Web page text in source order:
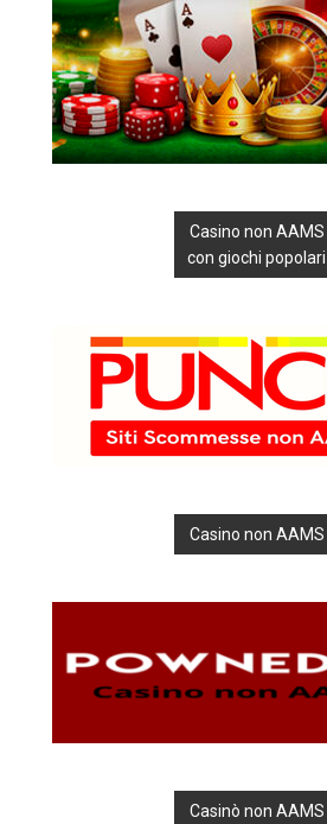
Casino non AAMS
con giochi popolari
Casino non AAMS
Casinò non AAMS